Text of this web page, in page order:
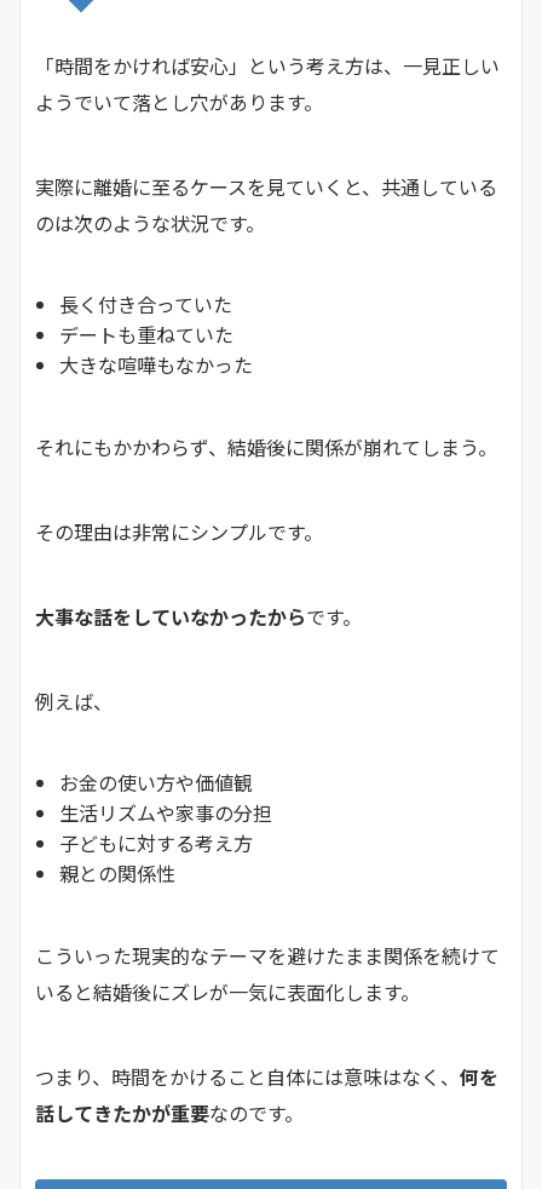
「時間をかければ安心」という考え方は、一見正しい
ようでいて落とし穴があります。
実際に離婚に至るケースを見ていくと、共通している
のは次のような状況です。
長く付き合っていた
デートも重ねていた
大きな喧嘩もなかった
それにもかかわらず、結婚後に関係が崩れてしまう。
その理由は非常にシンプルです。
大事な話をしていなかったからです。
例えば、
お金の使い方や価値観
生活リズムや家事の分担
子どもに対する考え方
親との関係性
こういった現実的なテーマを避けたまま関係を続けて
いると結婚後にズレが一気に表面化します。
つまり、時間をかけること自体には意味はなく、 何を
話してきたかが重要なのです。